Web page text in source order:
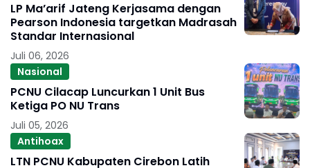
LP Ma’arif Jateng Kerjasama dengan
Pearson Indonesia targetkan Madrasah
Standar Internasional
Juli 06, 2026
Nasional
PCNU Cilacap Luncurkan 1 Unit Bus
Ketiga PO NU Trans
Juli 05, 2026
Antihoax
LTN PCNU Kabupaten Cirebon Latih